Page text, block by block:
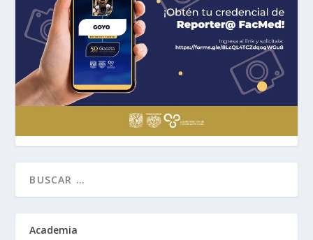
Academia